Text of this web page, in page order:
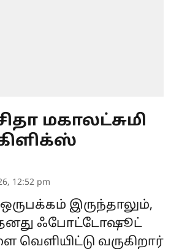
மகாலட்சுமி
12:52 pm
இருந்தாலும்,
ஃபோட்டோஷூட்
வெளியிட்டு வருகிறார்